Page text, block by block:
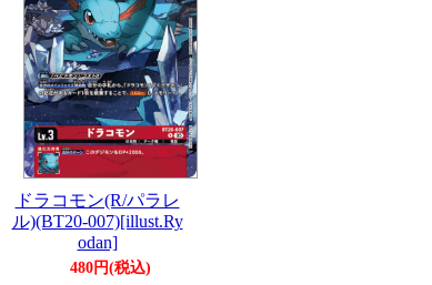
ドラコモン(R/パラレ
ル)(BT20-007)[illust.Ry
odan]
480円(税込)